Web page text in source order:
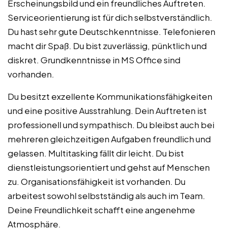
Erscheinungsbild und ein freundliches Auftreten.
Serviceorientierung ist für dich selbstverständlich.
Du hast sehr gute Deutschkenntnisse. Telefonieren
macht dir Spaß. Du bist zuverlässig, pünktlich und
diskret. Grundkenntnisse in MS Office sind
vorhanden.
Du besitzt exzellente Kommunikationsfähigkeiten
und eine positive Ausstrahlung. Dein Auftreten ist
professionell und sympathisch. Du bleibst auch bei
mehreren gleichzeitigen Aufgaben freundlich und
gelassen. Multitasking fällt dir leicht. Du bist
dienstleistungsorientiert und gehst auf Menschen
zu. Organisationsfähigkeit ist vorhanden. Du
arbeitest sowohl selbstständig als auch im Team.
Deine Freundlichkeit schafft eine angenehme
Atmosphäre.